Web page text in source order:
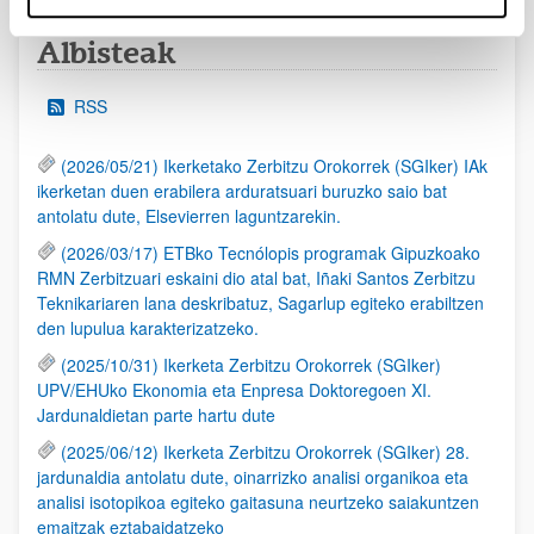
Albisteak
RSS
(2026/05/21) Ikerketako Zerbitzu Orokorrek (SGIker) IAk
ikerketan duen erabilera arduratsuari buruzko saio bat
antolatu dute, Elsevierren laguntzarekin.
(2026/03/17) ETBko Tecnólopis programak Gipuzkoako
RMN Zerbitzuari eskaini dio atal bat, Iñaki Santos Zerbitzu
Teknikariaren lana deskribatuz, Sagarlup egiteko erabiltzen
den lupulua karakterizatzeko.
(2025/10/31) Ikerketa Zerbitzu Orokorrek (SGIker)
UPV/EHUko Ekonomia eta Enpresa Doktoregoen XI.
Jardunaldietan parte hartu dute
(2025/06/12) Ikerketa Zerbitzu Orokorrek (SGIker) 28.
jardunaldia antolatu dute, oinarrizko analisi organikoa eta
analisi isotopikoa egiteko gaitasuna neurtzeko saiakuntzen
emaitzak eztabaidatzeko